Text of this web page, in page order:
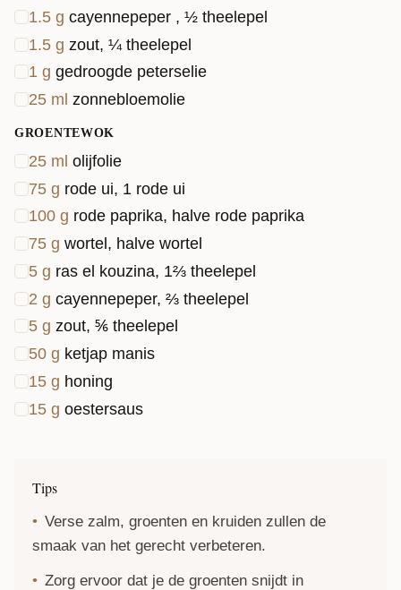
1.5 g cayennepeper , ½ theelepel
1.5 g zout, ¼ theelepel
1 g gedroogde peterselie
25 ml zonnebloemolie
GROENTEWOK
25 ml olijfolie
75 g rode ui, 1 rode ui
100 g rode paprika, halve rode paprika
75 g wortel, halve wortel
5 g ras el kouzina, 1⅔ theelepel
2 g cayennepeper, ⅔ theelepel
5 g zout, ⅚ theelepel
50 g ketjap manis
15 g honing
15 g oestersaus
Tips
Verse zalm, groenten en kruiden zullen de
smaak van het gerecht verbeteren.
Zorg ervoor dat je de groenten snijdt in